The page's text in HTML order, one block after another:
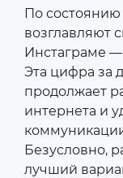
По состоянию
возглавляют
Инстаграме —
Эта цифра за
продолжает
интернета и
Безусловно,
лучший